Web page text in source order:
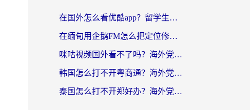
在国外怎么看优酷app？留学生海外华人必看的无限制追剧指南
在缅甸用企鹅FM怎么把定位修改到中国国内？海外党解决地域限制的实用指南
咪咕视频国外看不了吗？海外党亲测有效的回国加速解决方案
韩国怎么打不开粤商通？海外党必看的回国加速器选择指南（附加拿大农行俄罗斯有缘网解决方案）
泰国怎么打不开郑好办？海外党回国服务+影音追剧全搞定的实用指南